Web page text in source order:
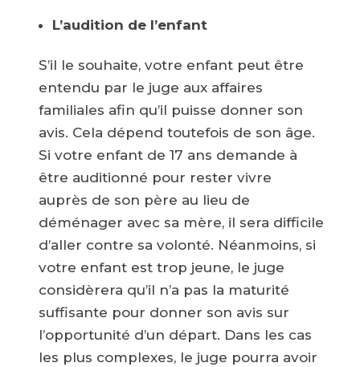
L’audition de l’enfant
S’il le souhaite, votre enfant peut être
entendu par le juge aux affaires
familiales afin qu’il puisse donner son
avis. Cela dépend toutefois de son âge.
Si votre enfant de 17 ans demande à
être auditionné pour rester vivre
auprès de son père au lieu de
déménager avec sa mère, il sera difficile
d’aller contre sa volonté. Néanmoins, si
votre enfant est trop jeune, le juge
considèrera qu’il n’a pas la maturité
suffisante pour donner son avis sur
l’opportunité d’un départ. Dans les cas
les plus complexes, le juge pourra avoir